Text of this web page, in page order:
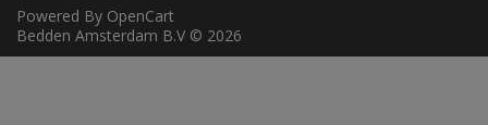
Powered By OpenCart
Bedden Amsterdam B.V © 2026